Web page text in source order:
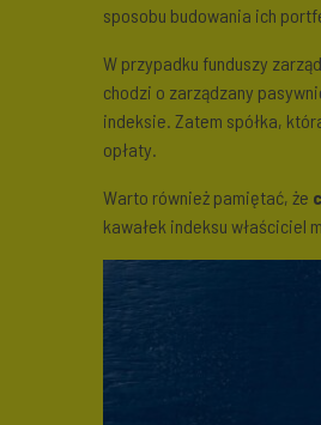
sposobu budowania ich
W przypadku funduszy
chodzi o zarządzany
indeksie. Zatem spółka,
opłaty.
Warto również pamiętać, że
kawałek indeksu właściciel